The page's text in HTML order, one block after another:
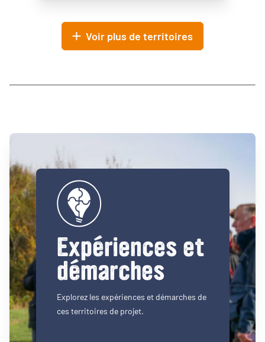
Voir plus de territoires
Expériences et
démarches
Explorez les expériences et démarches de
ces territoires de projet.